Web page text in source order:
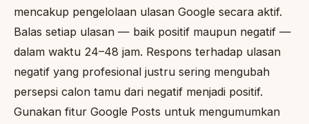
mencakup pengelolaan ulasan Google secara aktif.
Balas setiap ulasan — baik positif maupun negatif —
dalam waktu 24–48 jam. Respons terhadap ulasan
negatif yang profesional justru sering mengubah
persepsi calon tamu dari negatif menjadi positif.
Gunakan fitur Google Posts untuk mengumumkan